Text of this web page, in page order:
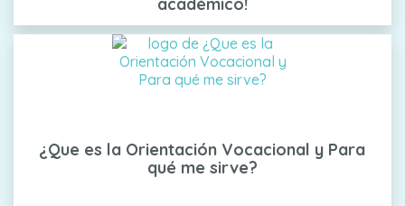
académico!
¿Que es la Orientación Vocacional y Para
qué me sirve?